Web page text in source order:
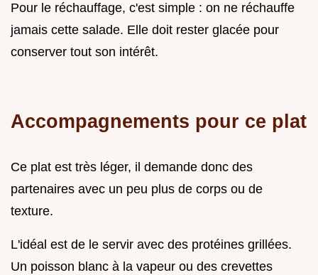
Pour le réchauffage, c'est simple : on ne réchauffe
jamais cette salade. Elle doit rester glacée pour
conserver tout son intérêt.
Accompagnements pour ce plat
Ce plat est très léger, il demande donc des
partenaires avec un peu plus de corps ou de
texture.
L'idéal est de le servir avec des protéines grillées.
Un poisson blanc à la vapeur ou des crevettes